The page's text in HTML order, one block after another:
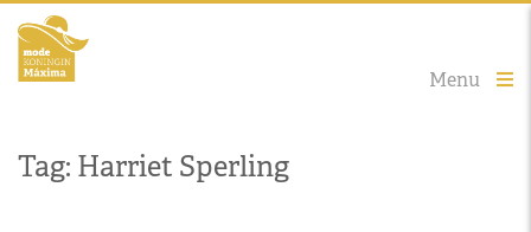
Menu
Tag: Harriet Sperling